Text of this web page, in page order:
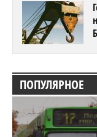
ПОПУЛЯРНОЕ